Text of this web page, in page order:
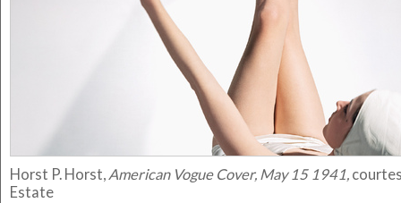
Horst P. Horst,American Vogue Cover, May 15 1941,
Estate